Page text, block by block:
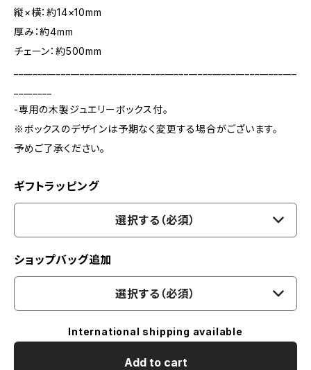
縦×横：約14×10mm
厚み：約4mm
チェーン：約500mm
-専用の木製ジュエリーボックス付。
※ボックスのデザインは予期なく変更する場合がございます。
予めご了承ください。
ギフトラッピング
選択する（必須）
ショップバッグ追加
選択する（必須）
International shipping available
Add to cart